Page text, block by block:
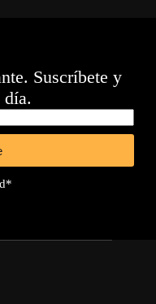
Suscríbete y
día.
*